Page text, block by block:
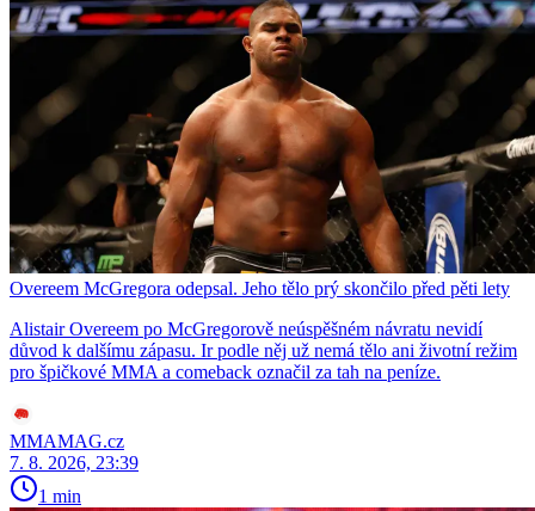
Overeem McGregora odepsal. Jeho tělo prý skončilo před pěti lety
Alistair Overeem po McGregorově neúspěšném návratu nevidí
důvod k dalšímu zápasu. Ir podle něj už nemá tělo ani životní režim
pro špičkové MMA a comeback označil za tah na peníze.
MMAMAG.cz
7. 8. 2026, 23:39
1 min